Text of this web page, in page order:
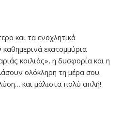
και τα ενοχλητικά
εκατομμύρια
κοιλιάς», η δυσφορία και η
ολόκληρη τη μέρα σου.
και μάλιστα πολύ απλή!